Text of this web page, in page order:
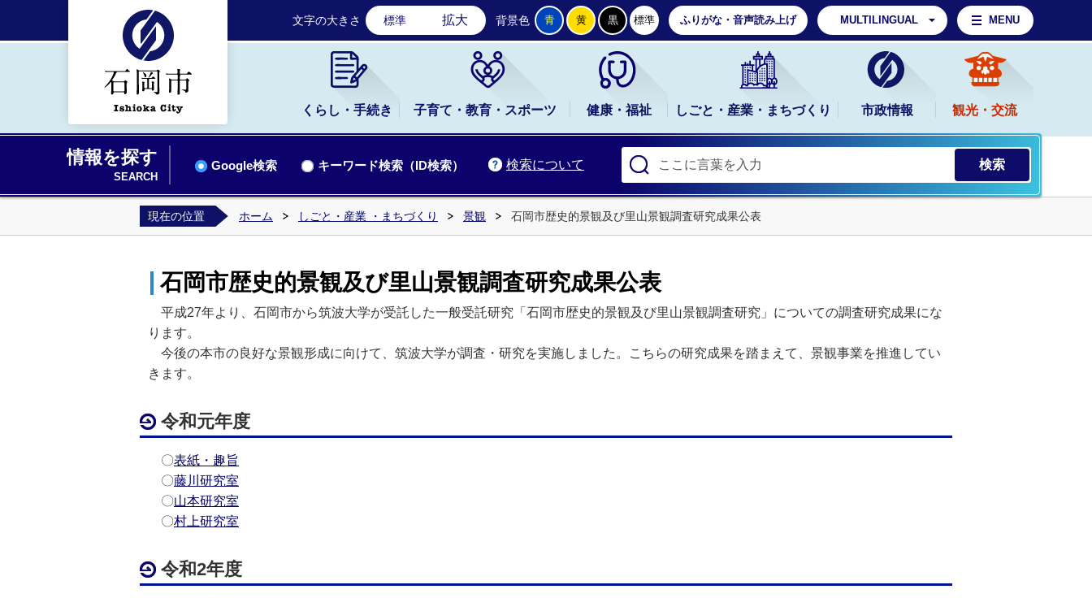
石岡市公式ホームページ
文字の大きさ 標準 拡大 背景色 青 黄 黒 標準 ふりがな・音声読み上げ MULTILINGUAL MENU
くらし・手続き 子育て・教育・スポーツ 健康・福祉 しごと・産業・まちづくり 市政情報 観光・交流
情報を探す
SEARCH
検索について
Google検索 キーワード検索（ID検索）
現在の位置 ホーム しごと・産業 ・まちづくり 景観 石岡市歴史的景観及び里山景観調査研究成果公表
石岡市歴史的景観及び里山景観調査研究成果公表
平成27年より、石岡市から筑波大学が受託した一般受託研究「石岡市歴史的景観及び里山景観調査研究」についての調査研究成果にな
ります。
今後の本市の良好な景観形成に向けて、筑波大学が調査・研究を実施しました。こちらの研究成果を踏まえて、景観事業を推進してい
きます。
令和元年度
〇表紙・趣旨
〇藤川研究室
〇山本研究室
〇村上研究室
令和2年度